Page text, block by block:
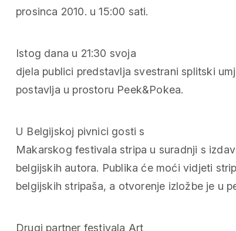
prosinca 2010. u 15:00 sati.
Istog dana u 21:30 svoja
djela publici predstavlja svestrani splitski
postavlja u prostoru Peek&Pokea.
U Belgijskoj pivnici gosti s
Makarskog festivala stripa u suradnji s
belgijskih autora. Publika će moći vidjeti
belgijskih stripaša, a otvorenje izložbe je u
Drugi partner festivala Art